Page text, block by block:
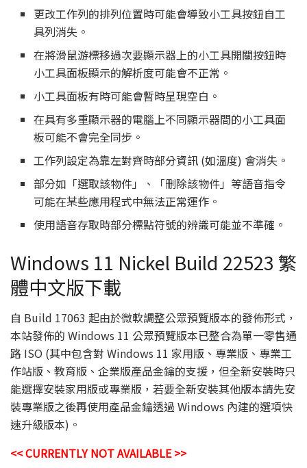
更改工作列的排列位置時可能會導致小工具按鈕自工
具列消失。
在將滑鼠游標移過次要顯示器上的小工具開關按鈕時
小工具面板顯示的解析度可能會不正常。
小工具面板有時可能會暫時呈現空白。
在具有多重顯示器的電腦上不同顯示器間的小工具面
板可能不會完全同步。
工作列設定為靠左對齊時部分資訊 (如溫度) 會消失。
部分如「選取該物件」、「刪除該物件」等語音指令
可能在某些應用程式中無法正常運作。
使用語音存取時部分標點符號的辨識可能並不準確。
Windows 11 Nickel Build 22523 繁
體中文版下載
自 Build 17063 起由於微軟調整公眾預覽版本的發佈形式，
本站發佈的 Windows 11 公眾預覽版本已整合為單一零售通
路 ISO (其中包含對 Windows 11 家用版、專業版、專業工
作站版、教育版、企業版產品金鑰的支援，但全新安裝時只
能選擇安裝家用版或專業版，若要全新安裝其他版本請先安
裝專業版之後再使用產品金鑰透過 Windows 內建的選項快
速升級版本)。
<< CURRENTLY NOT AVAILABLE >>